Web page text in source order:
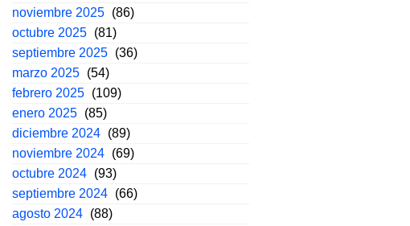
noviembre 2025 (86)
octubre 2025 (81)
septiembre 2025 (36)
marzo 2025 (54)
febrero 2025 (109)
enero 2025 (85)
diciembre 2024 (89)
noviembre 2024 (69)
octubre 2024 (93)
septiembre 2024 (66)
agosto 2024 (88)